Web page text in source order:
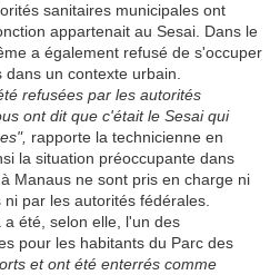
sanitaires municipales ont
appartenait au Sesai. Dans le
a également refusé de s'occuper
un contexte urbain.
refusées par les autorités
ont dit que c'était le Sesai qui
rapporte la technicienne en
la situation préoccupante dans
Manaus ne sont pris en charge ni
par les autorités fédérales.
été, selon elle, l'un des
pour les habitants du Parc des
et ont été enterrés comme